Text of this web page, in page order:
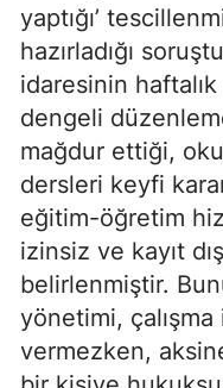
yaptığı’
hazırladığı
idaresinin
dengeli
mağdur ettiği,
dersleri keyfi
eğitim-öğretim
izinsiz ve kayıt
belirlenmiştir.
yönetimi,
vermezken,